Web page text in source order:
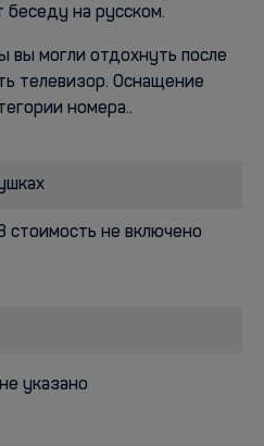
на русском.
вы могли отдохнуть после
телевизор. Оснащение
номера..
стоимость не включено
указано